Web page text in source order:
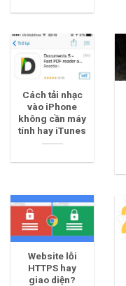
Cách tải nhạc
vào iPhone
không cần máy
tính hay iTunes
Website lỗi
HTTPS hay
giao diện?